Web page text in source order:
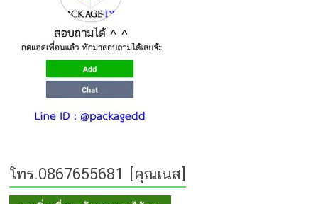
โทร.0867655681 [คุณเนส]